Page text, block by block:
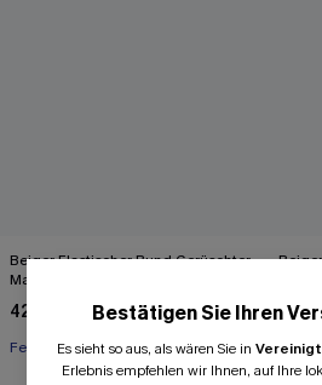
Beiger Elastischer Bund Gerüschter
Maxirock
42,00 €
Festlich
Bestätigen Sie Ihren
Es sieht so aus, als wären Sie in
Erlebnis empfehlen wir Ihnen, auf Ihre